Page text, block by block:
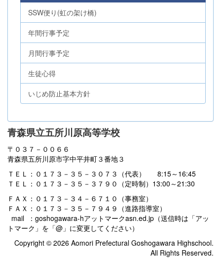
SSW便り(虹の架け橋)
年間行事予定
月間行事予定
生徒心得
いじめ防止基本方針
青森県立五所川原高等学校
〒０３７－００６６
青森県五所川原市字中平井町３番地３
ＴＥＬ：０１７３－３５－３０７３（代表） 8:15～16:45
ＴＥＬ：０１７３－３５－３７９０（定時制）13:00～21:30
ＦＡＸ：０１７３－３４－６７１０（事務室）
ＦＡＸ：０１７３－３５－７９４９（進路指導室）
mail ：goshogawara-hアットマークasn.ed.jp（送信時は「アッ
トマーク」を「@」に変更してください）
Copyright © 2026 Aomori Prefectural Goshogawara Highschool.
All Rights Reserved.